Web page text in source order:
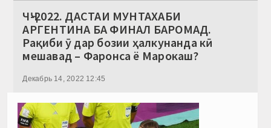
ЧҶ-2022. ДАСТАИ МУНТАХАБИ
АРГЕНТИНА БА ФИНАЛ БАРОМАД.
Рақиби ӯ дар бозии ҳалкунанда кӣ
мешавад – Фаронса ё Марокаш?
Декабрь 14, 2022 12:45